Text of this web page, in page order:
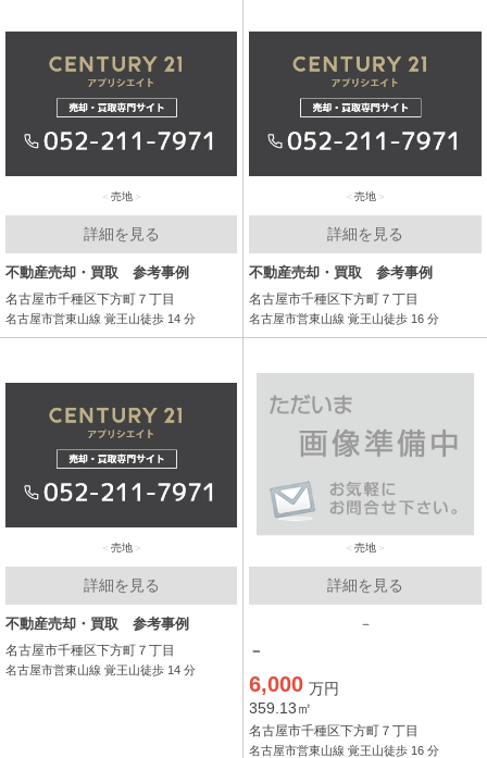
売地
詳細を見る
不動産売却・買取 参考事例
名古屋市千種区下方町７丁目
名古屋市営東山線 覚王山徒歩 14 分
売地
詳細を見る
不動産売却・買取 参考事例
名古屋市千種区下方町７丁目
名古屋市営東山線 覚王山徒歩 16 分
売地
詳細を見る
不動産売却・買取 参考事例
名古屋市千種区下方町７丁目
名古屋市営東山線 覚王山徒歩 14 分
売地
詳細を見る
－
－
6,000 万円
359.13㎡
名古屋市千種区下方町７丁目
名古屋市営東山線 覚王山徒歩 16 分